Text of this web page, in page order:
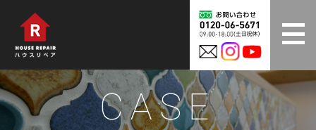
CASE